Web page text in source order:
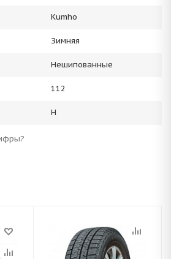
Kumho
Зимняя
Нешипованные
112
H